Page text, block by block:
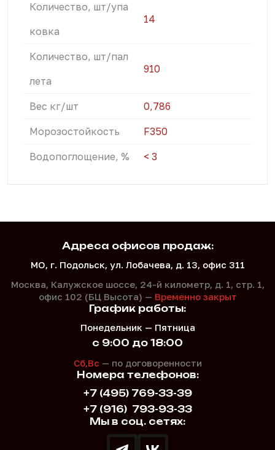
Количество, шт/упа
ковка
14
Количество, шт/пал
лета
910
Вес кг/шт 0,786
Морозостойкость F350
Водопоглощение, % < 3
Адреса офисов продаж:
МО, г. Подольск, ул. Лобачева, д. 13, офис 311
Москва, Калужское шоссе, 24-й километр, д. 1, стр. 1,
офис 102 (БЦ Высота) — Временно закрыт
Номера телефонов:
+7 (495) 769-33-39
+7 (916) 793-93-33
График работы:
Понедельник — Пятница
с 9:00 до 18:00
Сб,Вс — по договоренности
Мы в соц. сетях: